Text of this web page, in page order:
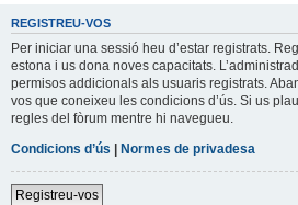
REGISTREU-VOS
Per iniciar una sessió heu d’estar registrats.
estona i us dona noves capacitats.
permisos addicionals als usuaris registrats.
vos que coneixeu les condicions d’ús. Si us
regles del fòrum mentre hi navegueu.
Condicions d’ús
Normes de privadesa
Registreu-vos